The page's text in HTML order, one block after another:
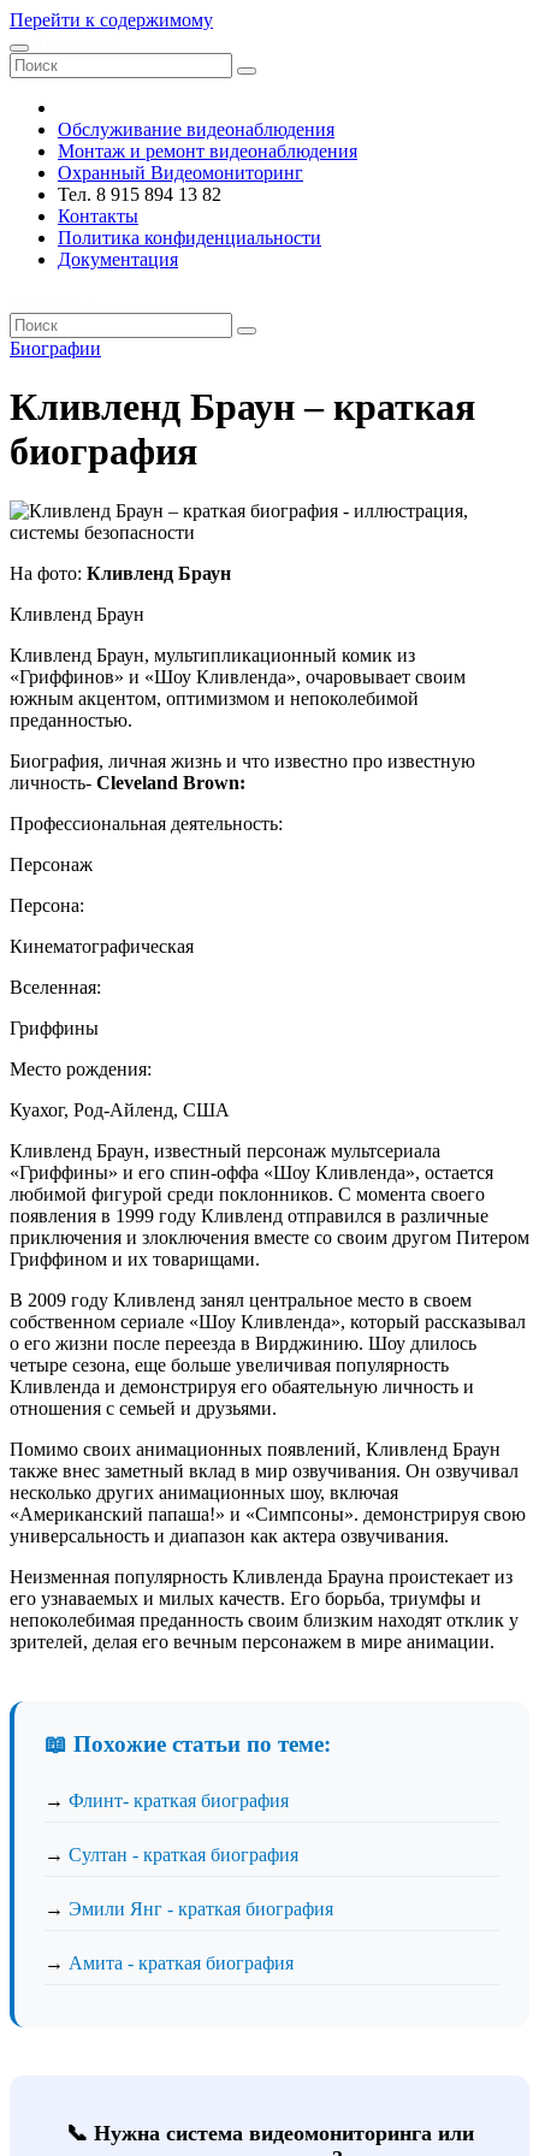
Перейти к содержимому
Обслуживание видеонаблюдения
Монтаж и ремонт видеонаблюдения
Охранный Видеомониторинг
Тел. 8 915 894 13 82
Контакты
Политика конфиденциальности
Документация
Биографии
Кливленд Браун – краткая
биография
На фото: Кливленд Браун
Кливленд Браун
Кливленд Браун, мультипликационный комик из
«Гриффинов» и «Шоу Кливленда», очаровывает своим
южным акцентом, оптимизмом и непоколебимой
преданностью.
Биография, личная жизнь и что известно про известную
личность- Cleveland Brown:
Профессиональная деятельность:
Персонаж
Персона:
Кинематографическая
Вселенная:
Гриффины
Место рождения:
Куахог, Род-Айленд, США
Кливленд Браун, известный персонаж мультсериала
«Гриффины» и его спин-оффа «Шоу Кливленда», остается
любимой фигурой среди поклонников. С момента своего
появления в 1999 году Кливленд отправился в различные
приключения и злоключения вместе со своим другом Питером
Гриффином и их товарищами.
В 2009 году Кливленд занял центральное место в своем
собственном сериале «Шоу Кливленда», который рассказывал
о его жизни после переезда в Вирджинию. Шоу длилось
четыре сезона, еще больше увеличивая популярность
Кливленда и демонстрируя его обаятельную личность и
отношения с семьей и друзьями.
Помимо своих анимационных появлений, Кливленд Браун
также внес заметный вклад в мир озвучивания. Он озвучивал
несколько других анимационных шоу, включая
«Американский папаша!» и «Симпсоны». демонстрируя свою
универсальность и диапазон как актера озвучивания.
Неизменная популярность Кливленда Брауна проистекает из
его узнаваемых и милых качеств. Его борьба, триумфы и
непоколебимая преданность своим близким находят отклик у
зрителей, делая его вечным персонажем в мире анимации.
📖 Похожие статьи по теме:
→ Флинт- краткая биография
→ Султан - краткая биография
→ Эмили Янг - краткая биография
→ Амита - краткая биография
📞 Нужна система видеомониторинга или